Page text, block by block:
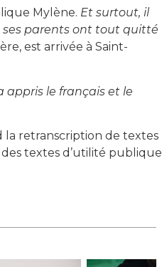
Mylène. Et surtout, il
ses parents ont tout quitté
est arrivée à Saint-
appris le français et le
la retranscription de textes
textes d’utilité publique